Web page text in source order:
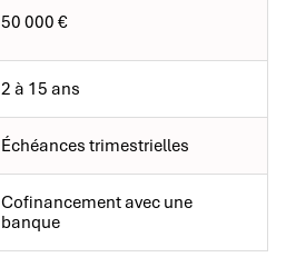
50 000 €
2 à 15 ans
Échéances trimestrielles
Cofinancement avec une
banque